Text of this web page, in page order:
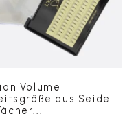
Volume
aus Seide